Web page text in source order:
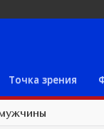
Точка зрения